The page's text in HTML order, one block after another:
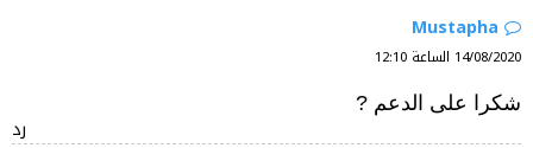
14/08/2020 الساعة 12:10
شكرا على الدعم ?
رد